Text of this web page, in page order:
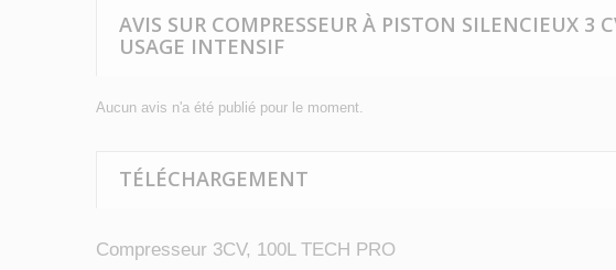
AVIS SUR COMPRESSEUR À PISTON SILENCIEUX 3
USAGE INTENSIF
Aucun avis n'a été publié pour le moment.
TÉLÉCHARGEMENT
Compresseur 3CV, 100L TECH PRO